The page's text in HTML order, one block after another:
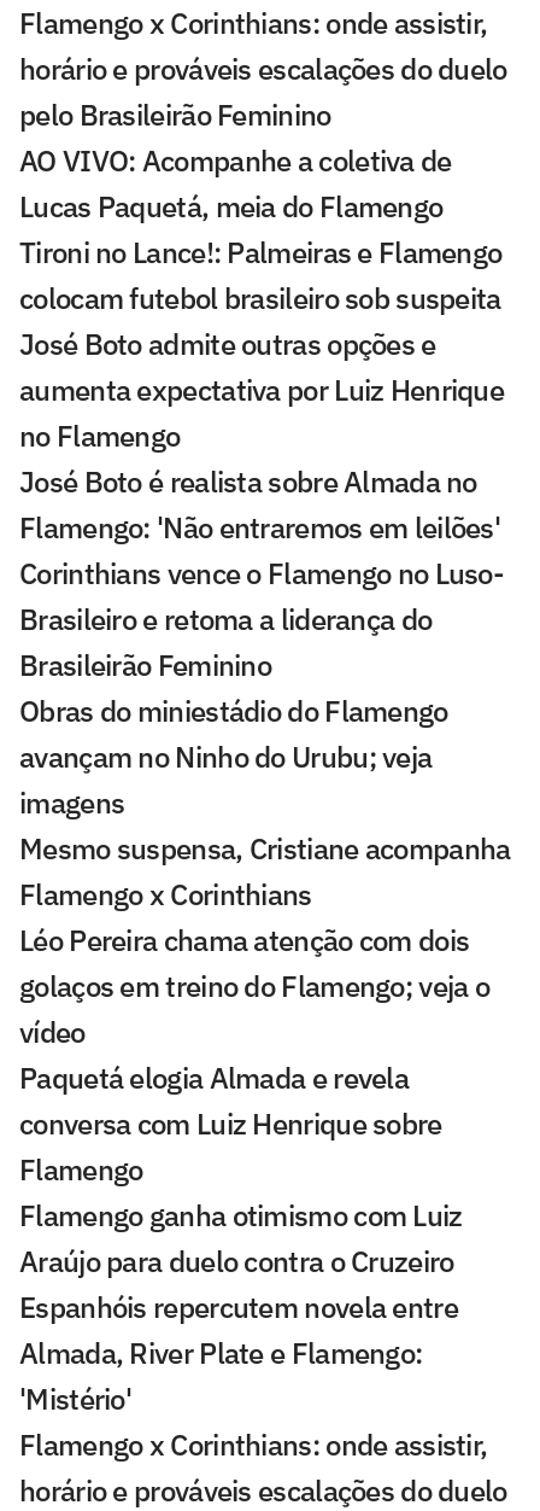
Flamengo x Corinthians: onde assistir,
horário e prováveis escalações do duelo
pelo Brasileirão Feminino
AO VIVO: Acompanhe a coletiva de
Lucas Paquetá, meia do Flamengo
Tironi no Lance!: Palmeiras e Flamengo
colocam futebol brasileiro sob suspeita
José Boto admite outras opções e
aumenta expectativa por Luiz Henrique
no Flamengo
José Boto é realista sobre Almada no
Flamengo: 'Não entraremos em leilões'
Corinthians vence o Flamengo no Luso-
Brasileiro e retoma a liderança do
Brasileirão Feminino
Obras do miniestádio do Flamengo
avançam no Ninho do Urubu; veja
imagens
Mesmo suspensa, Cristiane acompanha
Flamengo x Corinthians
Léo Pereira chama atenção com dois
golaços em treino do Flamengo; veja o
vídeo
Paquetá elogia Almada e revela
conversa com Luiz Henrique sobre
Flamengo
Flamengo ganha otimismo com Luiz
Araújo para duelo contra o Cruzeiro
Espanhóis repercutem novela entre
Almada, River Plate e Flamengo:
'Mistério'
Flamengo x Corinthians: onde assistir,
horário e prováveis escalações do duelo